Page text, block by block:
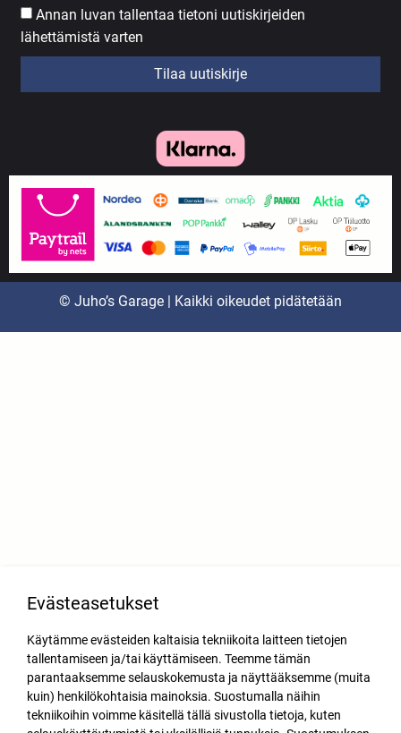
Annan luvan tallentaa tietoni uutiskirjeiden
lähettämistä varten
Tilaa uutiskirje
© Juho’s Garage | Kaikki oikeudet pidätetään
Evästeasetukset
Käytämme evästeiden kaltaisia tekniikoita laitteen tietojen
tallentamiseen ja/tai käyttämiseen. Teemme tämän
parantaaksemme selauskokemusta ja näyttääksemme (muita
kuin) henkilökohtaisia mainoksia. Suostumalla näihin
tekniikoihin voimme käsitellä tällä sivustolla tietoja, kuten